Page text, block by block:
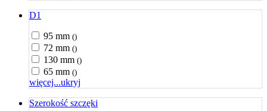
D1
95 mm ()
72 mm ()
130 mm ()
65 mm ()
więcej...ukryj
Szerokość szczęki